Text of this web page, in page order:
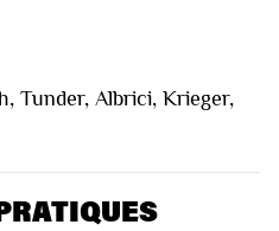
Tunder, Albrici, Krieger,